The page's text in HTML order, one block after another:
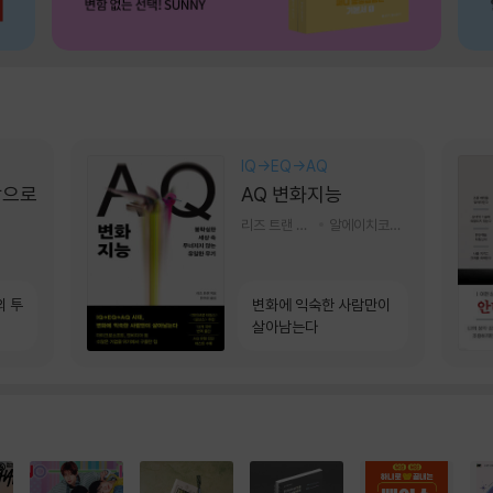
로
투
IQ→EQ→AQ
AQ 변화지능
변화에 익숙한 사람만이
살아남는다